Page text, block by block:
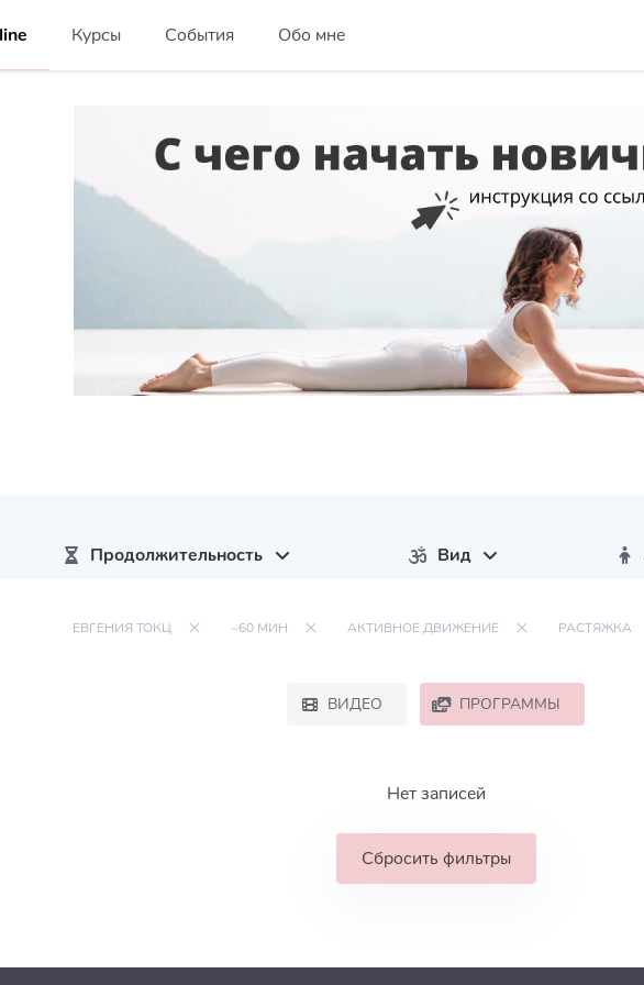
Курсы События Обо мне
Продолжительность Вид
ЕВГЕНИЯ ТОКЦ ~60 МИН АКТИВНОЕ ДВИЖЕНИЕ РАСТЯЖКА
ВИДЕО ПРОГРАММЫ
Нет записей
Сбросить фильтры